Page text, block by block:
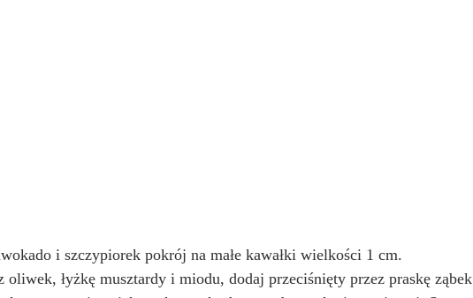
i szczypiorek pokrój na małe kawałki wielkości 1 cm.
łyżkę musztardy i miodu, dodaj przeciśnięty przez praskę ząbek